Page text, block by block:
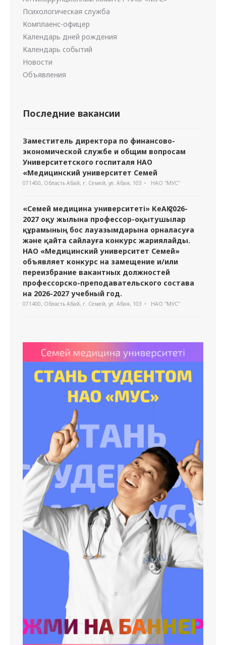
Психологическая служба
Комплаенс-офицер
Календарь дней рождения
Календарь событий
Новости
Объявления
Последние вакансии
Заместитель директора по финансово-
экономической службе и общим вопросам
Университетского госпиталя НАО
«Медицинский университет Семей
071400, Область Абай, г. Семей, ул. Абая, 103 НАО "МУС"
«Семей медицина университеті» КеАҚ 2026-
2027 оқу жылына профессор-оқытушылар
құрамының бос лауазымдарына орналасуға
және қайта сайлауға конкурс жариялайды.
НАО «Медицинский университет Семей»
объявляет конкурс на замещение и/или
переизбрание вакантных должностей
профессорско-преподавательского состава
на 2026-2027 учебный год.
071400, Область Абай, г. Семей, ул. Абая, 103 НАО "МУС"